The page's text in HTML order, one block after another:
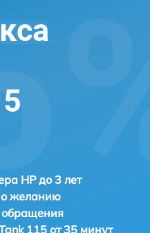
HP до 3 лет
желанию
обращения
115 от 35 минут